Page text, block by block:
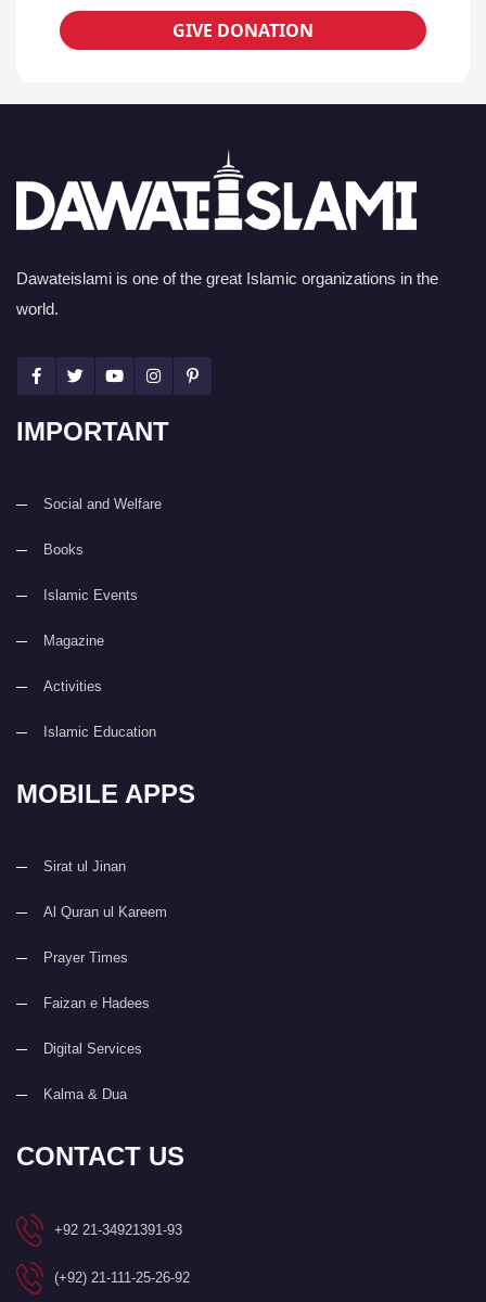
GIVE DONATION
Dawateislami is one of the great Islamic organizations in the
world.
IMPORTANT
Social and Welfare
Books
Islamic Events
Magazine
Activities
Islamic Education
MOBILE APPS
Sirat ul Jinan
Al Quran ul Kareem
Prayer Times
Faizan e Hadees
Digital Services
Kalma & Dua
CONTACT US
+92 21-34921391-93
(+92) 21-111-25-26-92